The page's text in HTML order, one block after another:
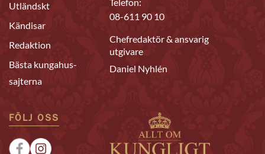
Utländskt
Kändisar
Redaktion
Bästa kungahus-
sajterna
08-611 90 10
Chefredaktör & ansvarig
utgivare
Daniel Nyhlén
FÖLJ OSS